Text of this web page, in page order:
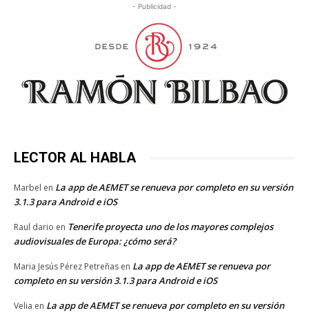
- Publicidad -
LECTOR AL HABLA
Marbel en La app de AEMET se renueva por completo en su versión
3.1.3 para Android e iOS
Raul dario en Tenerife proyecta uno de los mayores complejos
audiovisuales de Europa: ¿cómo será?
Maria Jesús Pérez Petreñas en La app de AEMET se renueva por
completo en su versión 3.1.3 para Android e iOS
Velia en La app de AEMET se renueva por completo en su versión